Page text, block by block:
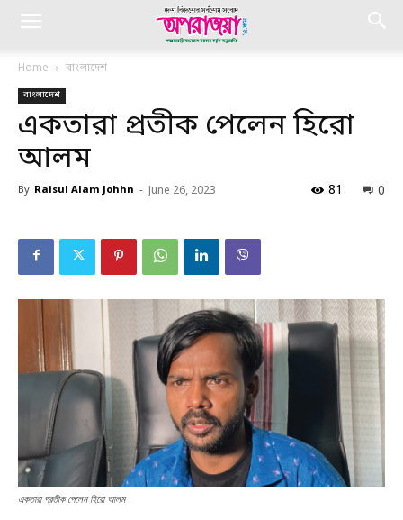
Home বাংলাদেশ
বাংলাদেশ
একতারা প্রতীক পেলেন হিরো
আলম
By Raisul Alam Johhn - June 26, 2023 0
81
একতারা প্রতীক পেলেন হিরো আলম